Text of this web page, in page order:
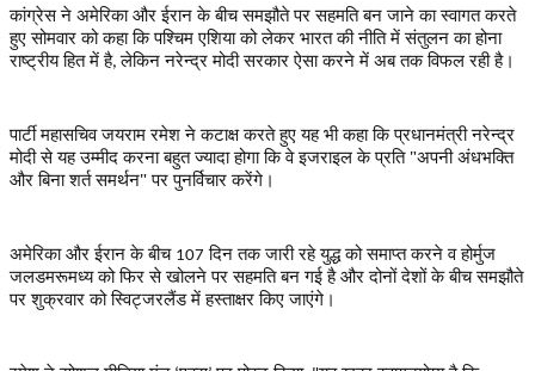
कांग्रेस ने अमेरिका और ईरान के बीच समझौते पर सहमति बन जाने का स्वागत करते
हुए सोमवार को कहा कि पश्चिम एशिया को लेकर भारत की नीति में संतुलन का होना
राष्ट्रीय हित में है,लेकिन नरेन्द्र मोदी सरकार ऐसा करने में अब तक विफल रही है।
पार्टी महासचिव जयराम रमेश ने कटाक्ष करते हुए यह भी कहा कि प्रधानमंत्री नरेन्द्र
मोदी से यह उम्मीद करना बहुत ज्यादा होगा कि वे इजराइल के प्रति "अपनी अंधभक्ति
और बिना शर्त समर्थन" पर पुनर्विचार करेंगे।
अमेरिका और ईरान के बीच 107 दिन तक जारी रहे युद्ध को समाप्त करने व होर्मुज
जलडमरूमध्य को फिर से खोलने पर सहमति बन गई है और दोनों देशों के बीच समझौते
पर शुक्रवार को स्विट्जरलैंड में हस्ताक्षर किए जाएंगे।